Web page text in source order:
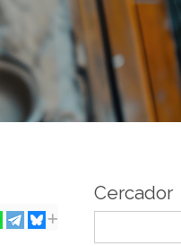
Cercador